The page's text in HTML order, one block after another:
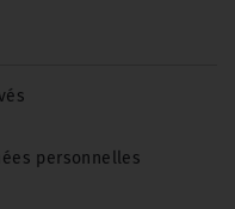
personnelles